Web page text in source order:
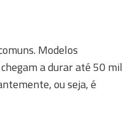
Modelos
a durar até 50 mil
ou seja, é